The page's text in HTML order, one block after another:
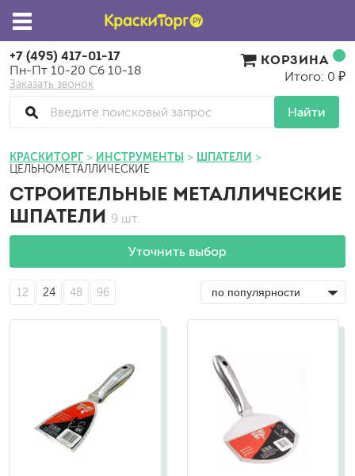
+7 (495) 417-01-17
Пн-Пт 10-20 Сб 10-18
Заказать звонок
Найти
КОРЗИНА
Итого: 0 ₽
КРАСКИТОРГ ИНСТРУМЕНТЫ ШПАТЕЛИ
ЦЕЛЬНОМЕТАЛЛИЧЕСКИЕ
СТРОИТЕЛЬНЫЕ МЕТАЛЛИЧЕСКИЕ
ШПАТЕЛИ 9 шт.
Уточнить выбор
12 24 48 96